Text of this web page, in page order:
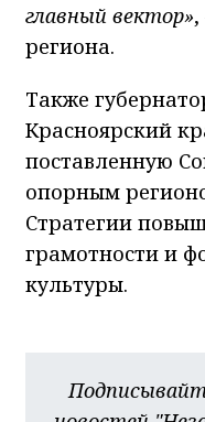
главный вектор»
региона.
Также
Красноярский
поставленную
опорным
Стратегии
грамотности и
культуры.